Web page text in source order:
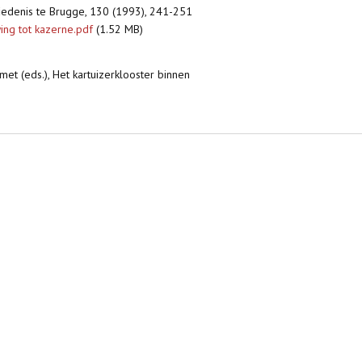
te Brugge, 130 (1993), 241-251
tot kazerne.pdf(1.52 MB)
(eds.), Het kartuizerklooster binnen